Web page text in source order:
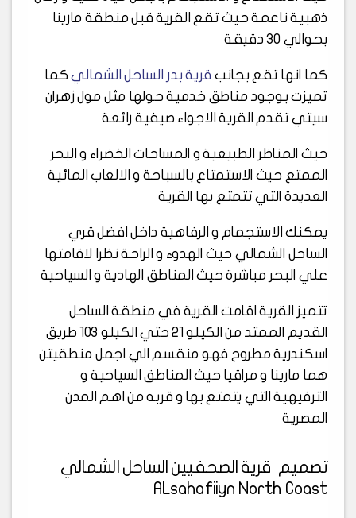
ذهبية ناعمة حيث تقع القرية قبل منطقة مارينا
بحوالي 30 دقيقة
كما انها تقع بجانب قرية بدر الساحل الشماليكما
تميزت بوجود مناطق خدمية حولها مثل مول زهران
سيتي تقدم القرية الاجواء صيفية رائعة
حيث المناظر الطبيعية و المساحات الخضراء و البحر
الممتع حيث الاستمتاع بالسباحة و الالعاب المائية
العديدة التي تتمتع بها القرية
يمكنك الاستجمام و الرفاهية داخل افضل قري
الساحل الشمالي حيث الهدوء و الراحة نظرا لاقامتها
علي البحر مباشرة حيث المناطق الهادية و السياحية
تتميز القرية اقامت القرية في منطقة الساحل
القديم الممتد من الكيلو 21 حتي الكيلو 103 طريق
اسكندرية مطروح فهو منقسم الي اجمل منطقيتن
هما مارينا و مراقيا حيث المناطق السياحية و
الترفيهية التي يتمتع بها و قربه من اهم المدن
المصرية
تصميم قرية الصحفيين الساحل الشمالي
ALsahafiiyn North Coast